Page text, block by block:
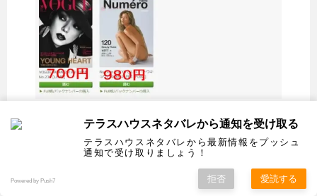
ザ・テレビジョンを無料で読めるのはこの
FOD（フジテレビオンデマンド）だけです。
テラスハウスネタバレから通知を受け取る
テラスハウスネタバレから最新情報をプッシュ
通知で受け取りましょう！
Powered by Push7 拒否 愛読する